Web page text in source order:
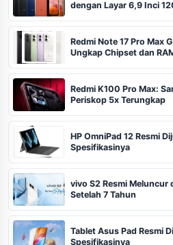
dengan Layar 6,9 Inci
Redmi Note 17 Pro Max
Ungkap Chipset dan
Redmi K100 Pro Max:
Periskop 5x Terungkap
HP OmniPad 12 Resmi
Spesifikasinya
vivo S2 Resmi Meluncur
Setelah 7 Tahun
Tablet Asus Pad Resmi
Spesifikasinya